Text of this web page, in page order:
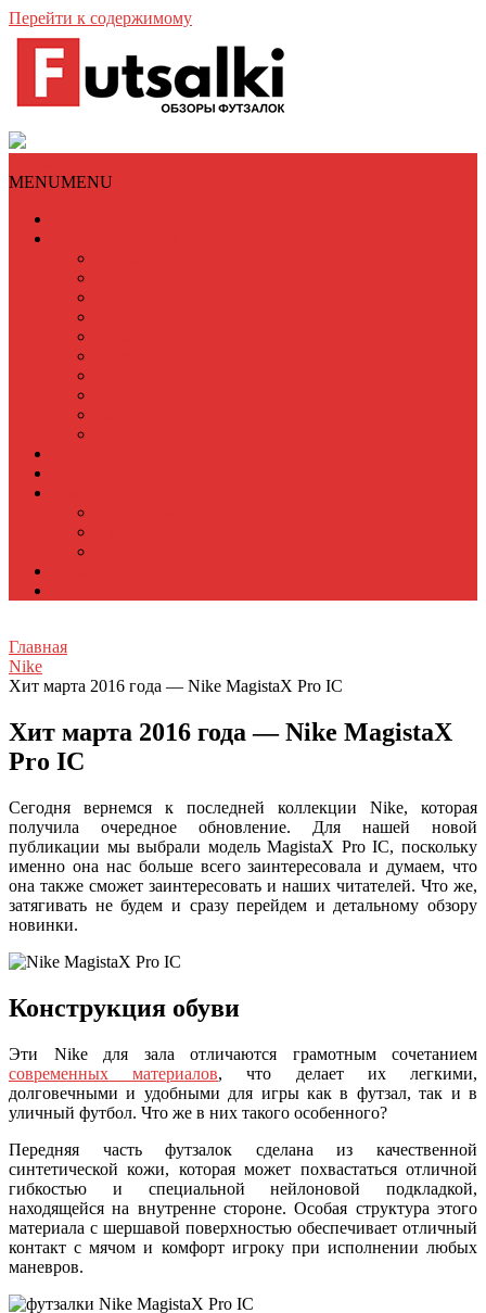
Перейти к содержимому
MENUMENU
Главная
Nike
Хит марта 2016 года — Nike MagistaX Pro IC
Хит марта 2016 года — Nike MagistaX
Pro IC
Сегодня вернемся к последней коллекции Nike, которая
получила очередное обновление. Для нашей новой
публикации мы выбрали модель MagistaX Pro IC, поскольку
именно она нас больше всего заинтересовала и думаем, что
она также сможет заинтересовать и наших читателей. Что же,
затягивать не будем и сразу перейдем и детальному обзору
новинки.
Конструкция обуви
Эти Nike для зала отличаются грамотным сочетанием
современных материалов, что делает их легкими,
долговечными и удобными для игры как в футзал, так и в
уличный футбол. Что же в них такого особенного?
Передняя часть футзалок сделана из качественной
синтетической кожи, которая может похвастаться отличной
гибкостью и специальной нейлоновой подкладкой,
находящейся на внутренне стороне. Особая структура этого
материала с шершавой поверхностью обеспечивает отличный
контакт с мячом и комфорт игроку при исполнении любых
маневров.